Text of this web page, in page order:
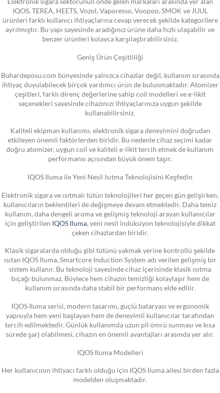
IQOS, TEREA, HEETS, Vozol, Vaporesso, Voopoo, SMOK ve JUUL
ürünleri farklı kullanıcı ihtiyaçlarına cevap verecek şekilde kategorilere
ayrılmıştır. Bu yapı sayesinde aradığınız ürüne daha hızlı ulaşabilir ve
benzer ürünleri kolayca karşılaştırabilirsiniz.
Geniş Ürün Çeşitliliği
Buhardeposu.com bünyesinde yalnızca cihazlar değil, kullanım sırasında
ihtiyaç duyulabilecek birçok yardımcı ürün de bulunmaktadır. Atomizer
çeşitleri, farklı direnç değerlerine sahip coil modelleri ve e-likit
seçenekleri sayesinde cihazınızı ihtiyaçlarınıza uygun şekilde
kullanabilirsiniz.
Kaliteli ekipman kullanımı, elektronik sigara deneyimini doğrudan
etkileyen önemli faktörlerden biridir. Bu nedenle cihaz seçimi kadar
doğru atomizer, uygun coil ve kaliteli e-likit tercih etmek de kullanım
performansı açısından büyük önem taşır.
IQOS Iluma ile Yeni Nesil Isıtma Teknolojisini Keşfedin
Elektronik sigara ve ısıtmalı tütün teknolojileri her geçen gün gelişirken,
kullanıcıların beklentileri de değişmeye devam etmektedir. Daha temiz
kullanım, daha dengeli aroma ve gelişmiş teknoloji arayan kullanıcılar
için geliştirilen IQOS Iluma, yeni nesil indüksiyon teknolojisiyle dikkat
çeken cihazlardan biridir.
Klasik sigaralarda olduğu gibi tütünü yakmak yerine kontrollü şekilde
ısıtan IQOS Iluma, Smartcore Induction System adı verilen gelişmiş bir
sistem kullanır. Bu teknoloji sayesinde cihaz içerisinde klasik ısıtma
bıçağı bulunmaz. Böylece hem cihazın temizliği kolaylaşır hem de
kullanım sırasında daha stabil bir performans elde edilir.
IQOS Iluma serisi, modern tasarımı, güçlü bataryası ve ergonomik
yapısıyla hem yeni başlayan hem de deneyimli kullanıcılar tarafından
tercih edilmektedir. Günlük kullanımda uzun pil ömrü sunması ve kısa
sürede şarj olabilmesi, cihazın en önemli avantajları arasında yer alır.
IQOS Iluma Modelleri
Her kullanıcının ihtiyacı farklı olduğu için IQOS Iluma ailesi birden fazla
modelden oluşmaktadır.